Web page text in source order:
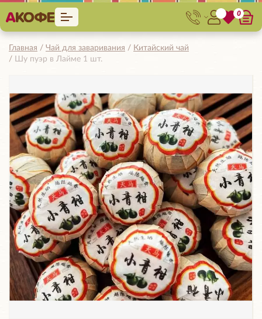
0
Главная Чай для заваривания
Китайский чай
Шу пуэр в Лайме 1 шт.